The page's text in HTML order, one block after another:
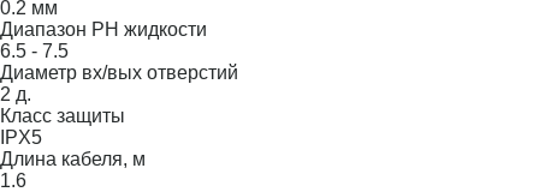
0.2 мм
Диапазон PH жидкости
6.5 - 7.5
Диаметр вх/вых отверстий
2 д.
Класс защиты
IPX5
Длина кабеля, м
1.6